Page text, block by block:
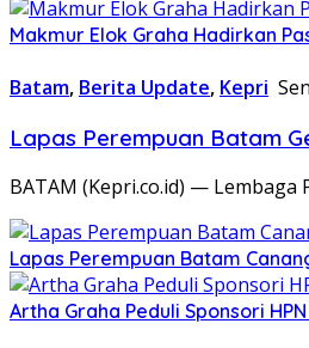
Makmur Elok Graha Hadirkan
Batam, Berita Update, Kepri
Lapas Perempuan Batam
BATAM (Kepri.co.id) — Lembaga
Lapas Perempuan Batam
Artha Graha Peduli Sponsori